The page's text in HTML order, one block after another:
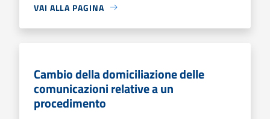
VAI ALLA PAGINA
Cambio della domiciliazione delle
comunicazioni relative a un
procedimento